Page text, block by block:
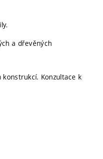
a dřevěných
Konzultace k